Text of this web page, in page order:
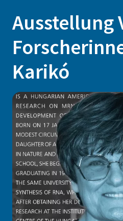
Ausstellung
Karikó